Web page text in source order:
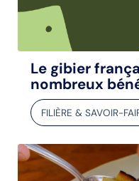
Le gibier
nombreux
FILIÈRE & SAVOIR-